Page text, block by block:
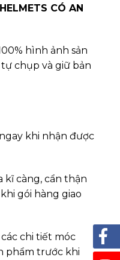
CÓ AN
hình ảnh sản
chụp và giữ bản
khi nhận được
kĩ càng, cẩn thận
gói hàng giao
chi tiết móc
phẩm trước khi